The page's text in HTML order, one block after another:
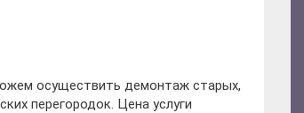
осуществить демонтаж старых,
перегородок. Цена услуги